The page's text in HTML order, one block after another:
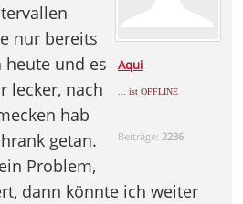
Aqui
... ist OFFLINE
Beiträge: 2236
nur bereits
und es
lecker, nach
hab
getan.
Problem,
dann könnte ich weiter